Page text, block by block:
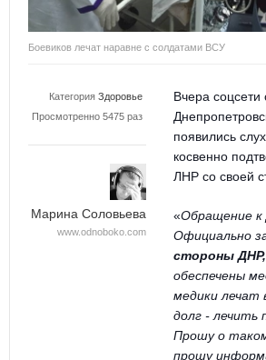
Боевиков лечат наравне с солдатами ВСУ
Категория Здоровье
Просмотренно 5475 раз
Марина Соловьева
www.odnoboko.com
Вчера
появились
косвенно
ЛНР со своей
«Обращение к
Официально
стороны
обеспечены
медики лечат
долг - лечить
Прошу о
прошу